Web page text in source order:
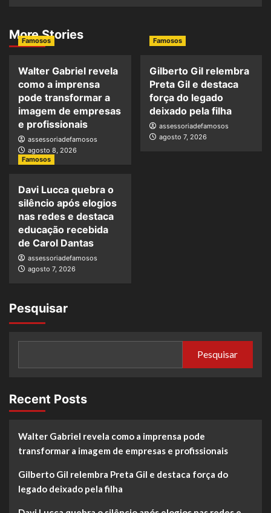
More Stories
Famosos
Walter Gabriel revela
como a imprensa
pode transformar a
imagem de empresas
e profissionais
assessoriadefamosos
agosto 8, 2026
Famosos
Gilberto Gil relembra
Preta Gil e destaca
força do legado
deixado pela filha
assessoriadefamosos
agosto 7, 2026
Famosos
Davi Lucca quebra o
silêncio após elogios
nas redes e destaca
educação recebida
de Carol Dantas
assessoriadefamosos
agosto 7, 2026
Pesquisar
Pesquisar
Recent Posts
Walter Gabriel revela como a imprensa pode
transformar a imagem de empresas e profissionais
Gilberto Gil relembra Preta Gil e destaca força do
legado deixado pela filha